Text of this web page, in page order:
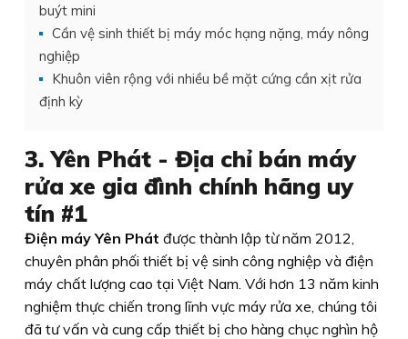
buýt mini
Cần vệ sinh thiết bị máy móc hạng nặng, máy nông
nghiệp
Khuôn viên rộng với nhiều bề mặt cứng cần xịt rửa
định kỳ
3. Yên Phát - Địa chỉ bán máy
rửa xe gia đình chính hãng uy
tín #1
Điện máy Yên Phát được thành lập từ năm 2012,
chuyên phân phối thiết bị vệ sinh công nghiệp và điện
máy chất lượng cao tại Việt Nam. Với hơn 13 năm kinh
nghiệm thực chiến trong lĩnh vực máy rửa xe, chúng tôi
đã tư vấn và cung cấp thiết bị cho hàng chục nghìn hộ